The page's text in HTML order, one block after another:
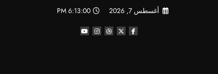
أغسطس 7, 2026 6:13:01 PM